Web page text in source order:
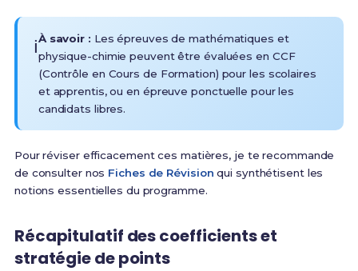
ℹ️À savoir : Les épreuves de mathématiques et
physique-chimie peuvent être évaluées en CCF
(Contrôle en Cours de Formation) pour les scolaires
et apprentis, ou en épreuve ponctuelle pour les
candidats libres.
Pour réviser efficacement ces matières, je te recommande
de consulter nos Fiches de Révision qui synthétisent les
notions essentielles du programme.
Récapitulatif des coefficients et
stratégie de points